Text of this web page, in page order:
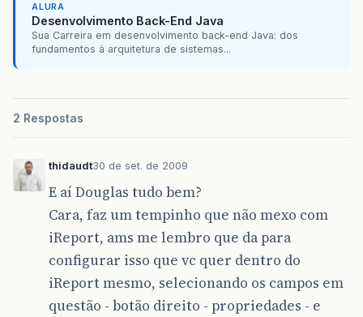
ALURA
Desenvolvimento Back-End Java
Sua Carreira em desenvolvimento back-end Java: dos
fundamentos à arquitetura de sistemas...
2 Respostas
thidaudt30 de set. de 2009
E aí Douglas tudo bem?
Cara, faz um tempinho que não mexo com
iReport, ams me lembro que da para
configurar isso que vc quer dentro do
iReport mesmo, selecionando os campos em
questão - botão direito - propriedades - e